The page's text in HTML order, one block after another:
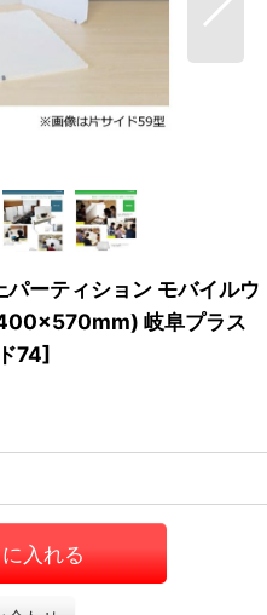
ーティション モバイルウ
岐阜プラス
74]
入れる